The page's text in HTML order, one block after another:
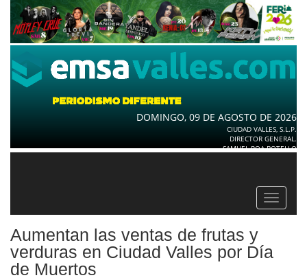
DOMINGO, 09 DE AGOSTO DE 2026
CIUDAD VALLES, S.L.P.
DIRECTOR GENERAL.
SAMUEL ROA BOTELLO
Toggle
Aumentan las ventas de frutas y
verduras en Ciudad Valles por Día
de Muertos